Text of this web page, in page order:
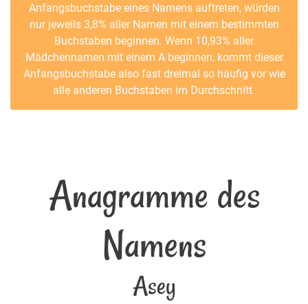
Anfangsbuchstabe eines Namens auftreten, würden
nur jeweils 3,8% aller Namen mit einem bestimmten
Buchstaben beginnen. Wenn 10,93% aller
Mädchennamen mit einem A beginnen, kommt dieser
Anfangsbuchstabe also fast dreimal so häufig vor wie
alle anderen Buchstaben im Durchschnitt.
Anagramme des
Namens
Asey